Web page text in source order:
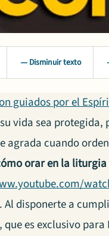
Disminuir texto
guiados por el
vida sea
agrada cuando
orar en la liturgia
Al disponerte a
es exclusivo